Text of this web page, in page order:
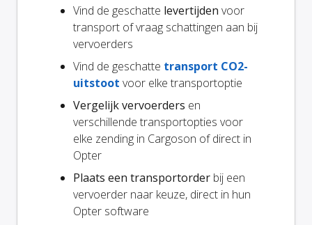
Vind de geschatte levertijden voor
transport of vraag schattingen aan bij
vervoerders
Vind de geschatte transport CO2-
uitstoot voor elke transportoptie
Vergelijk vervoerders en
verschillende transportopties voor
elke zending in Cargoson of direct in
Opter
Plaats een transportorder bij een
vervoerder naar keuze, direct in hun
Opter software